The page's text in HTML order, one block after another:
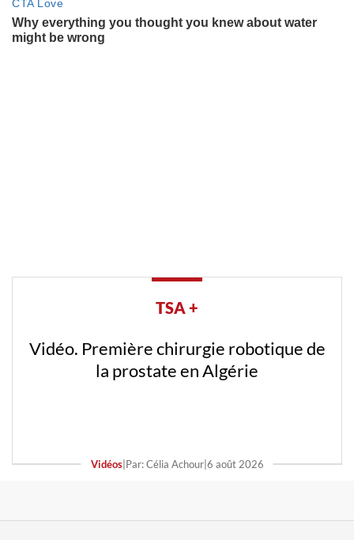
TSA +
Vidéo. Première chirurgie robotique de
la prostate en Algérie
Vidéos| Par: Célia Achour| 6 août 2026